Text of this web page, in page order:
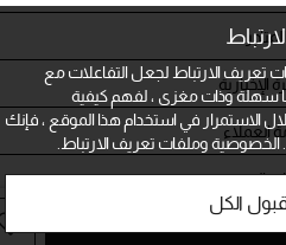
الارتباط لجعل التفاعلات مع
سهلة وذات مغزى ، لفهم كيفية
في استخدام هذا الموقع ، فإنك
وملفات تعريف الارتباط.
الكل
الخصوصية